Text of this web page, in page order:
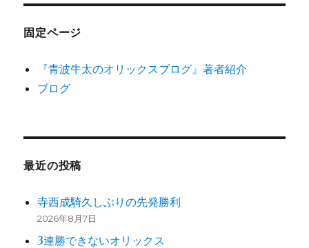
固定ページ
『青波牛太のオリックスブログ』著者紹介
ブログ
最近の投稿
寺西成騎久しぶりの先発勝利
2026年8月7日
3連勝できないオリックス